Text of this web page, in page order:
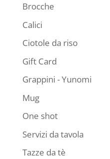
Brocche
Calici
Ciotole da riso
Gift Card
Grappini - Yunomi
Mug
One shot
Servizi da tavola
Tazze da tè